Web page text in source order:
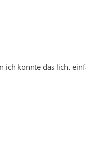
ich konnte das licht